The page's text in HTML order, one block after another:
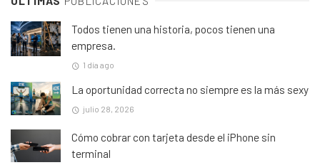
Todos tienen una historia, pocos tienen una
empresa.
1 día ago
La oportunidad correcta no siempre es la más sexy
julio 28, 2026
Cómo cobrar con tarjeta desde el iPhone sin
terminal